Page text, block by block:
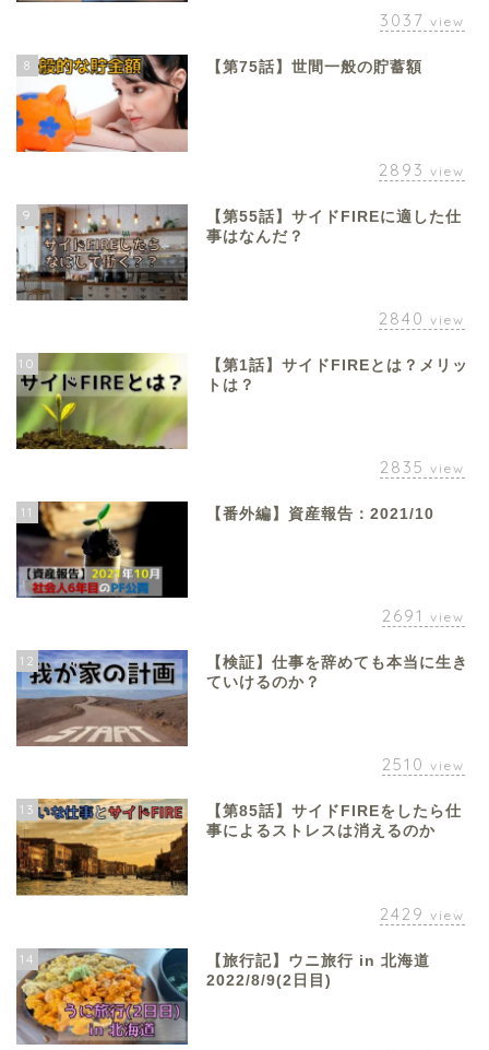
3037 view
8 【第75話】世間一般の貯蓄額
2893 view
9
【第55話】サイドFIREに適した仕
事はなんだ？
2840 view
10
【第1話】サイドFIREとは？メリッ
トは？
2835 view
11 【番外編】資産報告：2021/10
2691 view
12
【検証】仕事を辞めても本当に生き
ていけるのか？
2510 view
13
【第85話】サイドFIREをしたら仕
事によるストレスは消えるのか
2429 view
14
【旅行記】ウニ旅行 in 北海道
2022/8/9(2日目)